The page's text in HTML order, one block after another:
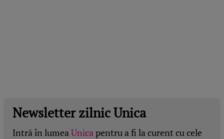
Newsletter zilnic Unica
Intră în lumeaUnicapentru a fi la curent cu cele